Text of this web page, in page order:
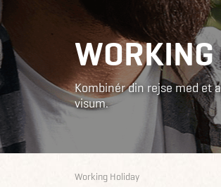
Kombinér din rejse med et
visum.
Working Holiday